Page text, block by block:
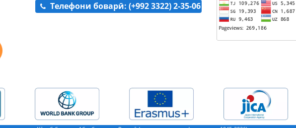
Телефони боварӣ: (+992 3322) 2-35-06